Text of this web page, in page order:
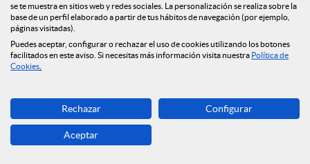
Contacta
Encuéntranos en
se te muestra en sitios web y redes sociales. La personalización se realiza sobre la
base de un perfil elaborado a partir de tus hábitos de navegación (por ejemplo,
páginas visitadas).
Puedes aceptar, configurar o rechazar el uso de cookies utilizando los botones
facilitados en este aviso. Si necesitas más información visita nuestra Política de
Cookies
Rechazar Configurar
Aceptar